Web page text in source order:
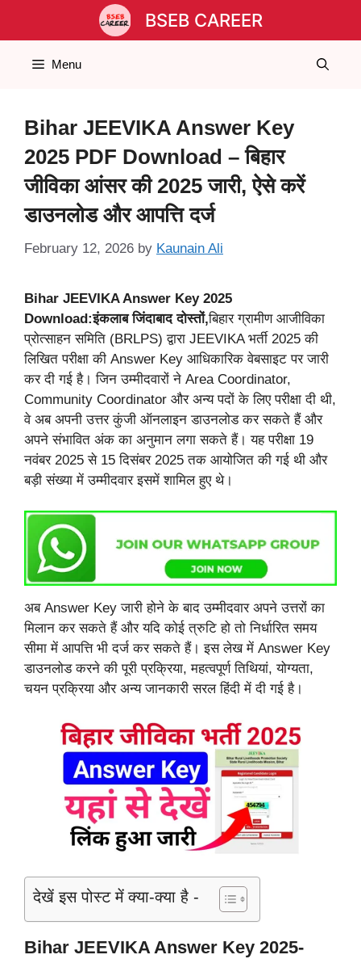
BSEB CAREER
Menu
Bihar JEEVIKA Answer Key
2025 PDF Download – बिहार
जीविका आंसर की 2025 जारी, ऐसे करें
डाउनलोड और आपत्ति दर्ज
February 12, 2026 by Kaunain Ali
Bihar JEEVIKA Answer Key 2025
Download:इंकलाब जिंदाबाद दोस्तों,बिहार ग्रामीण आजीविका
प्रोत्साहन समिति (BRLPS) द्वारा JEEVIKA भर्ती 2025 की
लिखित परीक्षा की Answer Key आधिकारिक वेबसाइट पर जारी
कर दी गई है। जिन उम्मीदवारों ने Area Coordinator,
Community Coordinator और अन्य पदों के लिए परीक्षा दी थी,
वे अब अपनी उत्तर कुंजी ऑनलाइन डाउनलोड कर सकते हैं और
अपने संभावित अंक का अनुमान लगा सकते हैं। यह परीक्षा 19
नवंबर 2025 से 15 दिसंबर 2025 तक आयोजित की गई थी और
बड़ी संख्या में उम्मीदवार इसमें शामिल हुए थे।
अब Answer Key जारी होने के बाद उम्मीदवार अपने उत्तरों का
मिलान कर सकते हैं और यदि कोई त्रुटि हो तो निर्धारित समय
सीमा में आपत्ति भी दर्ज कर सकते हैं। इस लेख में Answer Key
डाउनलोड करने की पूरी प्रक्रिया, महत्वपूर्ण तिथियां, योग्यता,
चयन प्रक्रिया और अन्य जानकारी सरल हिंदी में दी गई है।
देखें इस पोस्ट में क्या-क्या है -
Bihar JEEVIKA Answer Key 2025‐